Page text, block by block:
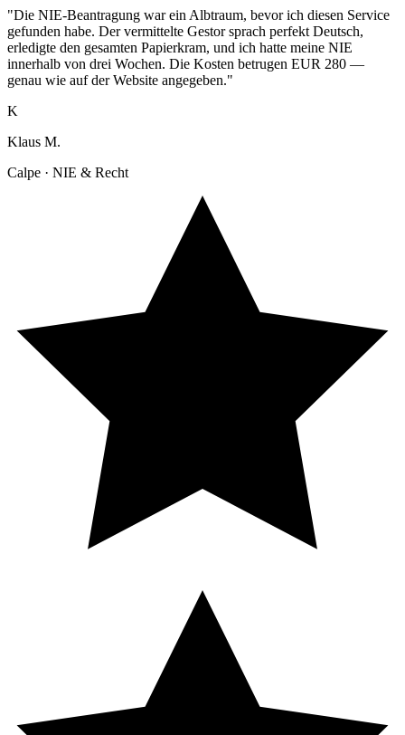
"Die NIE-Beantragung war ein Albtraum, bevor ich diesen Service
gefunden habe. Der vermittelte Gestor sprach perfekt Deutsch,
erledigte den gesamten Papierkram, und ich hatte meine NIE
innerhalb von drei Wochen. Die Kosten betrugen EUR 280 —
genau wie auf der Website angegeben."
K
Klaus M.
Calpe · NIE & Recht